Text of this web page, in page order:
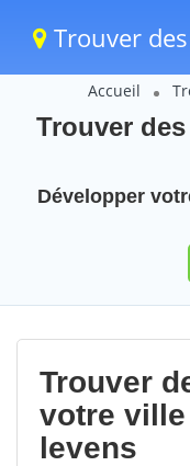
Trouver
Accueil
Trouver
Développer
Trouver
votre
levens